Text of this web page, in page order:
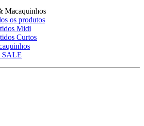
Macaquinhos
os produtos
Midi
Curtos
SALE